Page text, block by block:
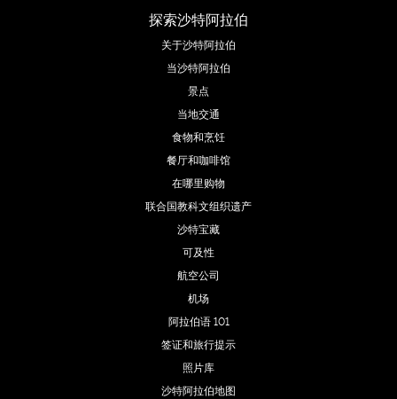
探索沙特阿拉伯
关于沙特阿拉伯
当沙特阿拉伯
景点
当地交通
食物和烹饪
餐厅和咖啡馆
在哪里购物
联合国教科文组织遗产
沙特宝藏
可及性
航空公司
机场
阿拉伯语 101
签证和旅行提示
照片库
沙特阿拉伯地图